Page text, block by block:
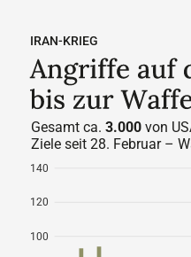
Gesamt ca.3.000 von
Ziele seit 28. Februar –
IRAN-KRIEG
100
120
140